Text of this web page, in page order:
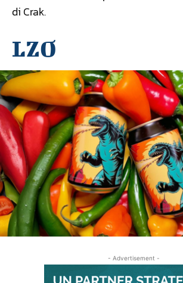
di Crak.
LZO
- Advertisement -